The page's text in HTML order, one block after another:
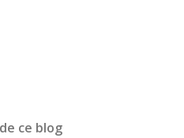
ce blog